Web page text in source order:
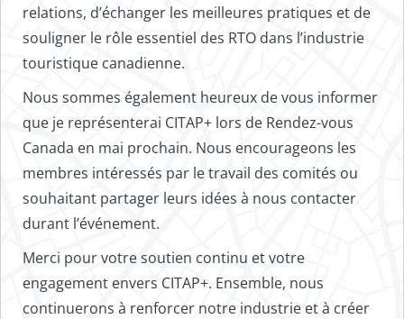
relations, d’échanger les meilleures pratiques et de
souligner le rôle essentiel des RTO dans l’industrie
touristique canadienne.
Nous sommes également heureux de vous informer
que je représenterai CITAP+ lors de Rendez-vous
Canada en mai prochain. Nous encourageons les
membres intéressés par le travail des comités ou
souhaitant partager leurs idées à nous contacter
durant l’événement.
Merci pour votre soutien continu et votre
engagement envers CITAP+. Ensemble, nous
continuerons à renforcer notre industrie et à créer